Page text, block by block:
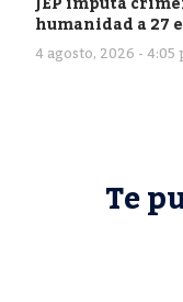
humanidad a 27
4 agosto, 2026 - 4:05
Te